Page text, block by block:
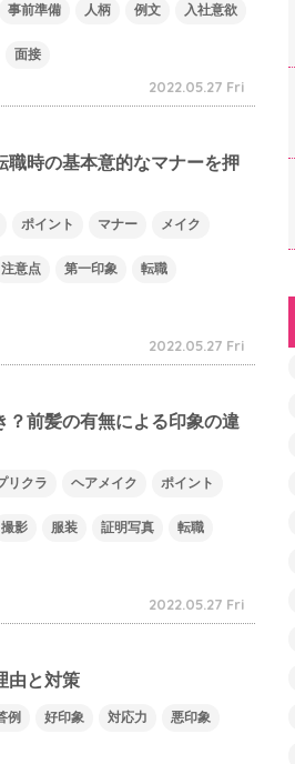
事前準備 人柄 例文 入社意欲
面接
2022.05.27 Fri
職時の基本意的なマナーを押
ポイント マナー メイク
注意点 第一印象 転職
2022.05.27 Fri
？前髪の有無による印象の違
リクラ ヘアメイク ポイント
撮影 服装 証明写真 転職
2022.05.27 Fri
由と対策
例 好印象 対応力 悪印象